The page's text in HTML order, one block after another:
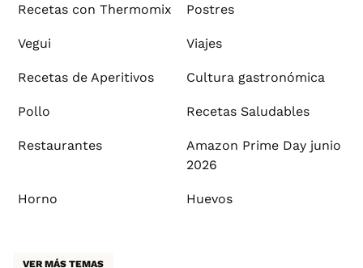
Recetas con Thermomix Postres
Vegui Viajes
Recetas de Aperitivos Cultura gastronómica
Pollo Recetas Saludables
Restaurantes
Amazon Prime Day junio
2026
Horno Huevos
VER MÁS TEMAS